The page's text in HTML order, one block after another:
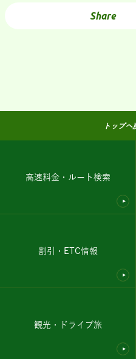
Share
トップへ
高速料金・ルート検索
割引・ETC情報
観光・ドライブ旅